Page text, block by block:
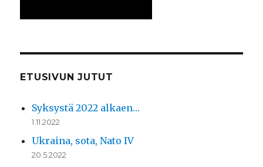
ETUSIVUN JUTUT
Syksystä 2022 alkaen…
1.11.2022
Ukraina, sota, Nato IV
20.5.2022